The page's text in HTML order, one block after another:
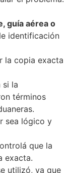
guía aérea o
identificación
la copia exacta
si la
términos
sea lógico y
que la
exacta.
utilizó, ya que